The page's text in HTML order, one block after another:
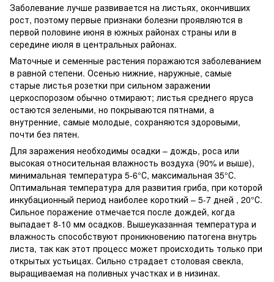
Заболевание лучше развивается на листьях, окончивших
рост, поэтому первые признаки болезни проявляются в
первой половине июня в южных районах страны или в
середине июля в центральных районах.
Маточные и семенные растения поражаются заболеванием
в равной степени. Осенью нижние, наружные, самые
старые листья розетки при сильном заражении
церкоспорозом обычно отмирают; листья среднего яруса
остаются зелеными, но покрываются пятнами, а
внутренние, самые молодые, сохраняются здоровыми,
почти без пятен.
Для заражения необходимы осадки – дождь, роса или
высокая относительная влажность воздуха (90% и выше),
минимальная температура 5-6°С, максимальная 35°С.
Оптимальная температура для развития гриба, при которой
инкубационный период наиболее короткий – 5-7 дней , 20°С.
Сильное поражение отмечается после дождей, когда
выпадает 8-10 мм осадков. Вышеуказанная температура и
влажность способствуют проникновению патогена внутрь
листа, так как этот процесс может происходить только при
открытых устьицах. Сильно страдает столовая свекла,
выращиваемая на поливных участках и в низинах.